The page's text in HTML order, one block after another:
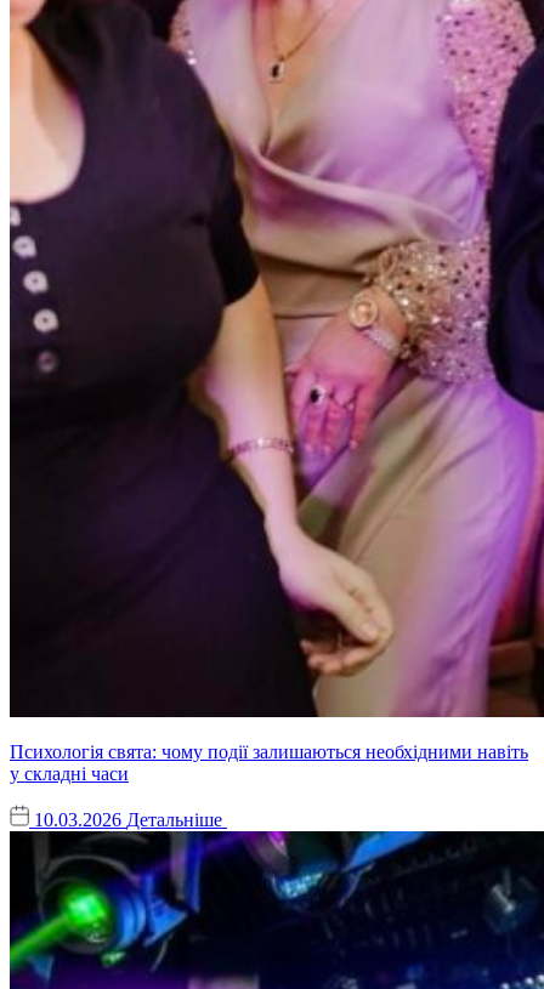
Психологія свята: чому події залишаються необхідними навіть
у складні часи
10.03.2026 Детальніше